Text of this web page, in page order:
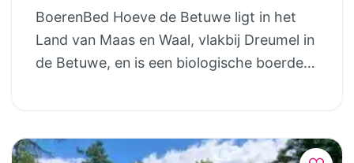
gezinnen spelen kinderen hier in
weilanden, maken hutten van takken,
volgen kleine paadjes en leren
ligt op ongeveer 5 minuten rijden. De
BoerenBed Hoeve de Betuwe ligt in het
Land van Maas en Waal, vlakbij Dreumel in
de Betuwe, en is een biologische boerderij
weilanden met koeien, alpaca’s, herten en